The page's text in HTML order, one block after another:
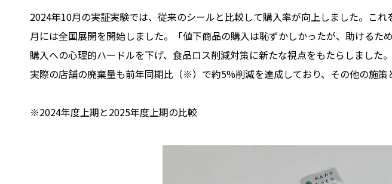
2024年10月の実証実験では、従来のシールと比較して購入率が向上しました。こ
月には全国展開を開始しました。「値下商品の購入は恥ずかしかったが、助ける
購入への心理的ハードルを下げ、食品ロス削減対策に新たな視点をもたらしました。
実際の店舗の廃棄量も前年同期比（※）で約5%削減を達成しており、その他の施策
※2024年度上期と2025年度上期の比較